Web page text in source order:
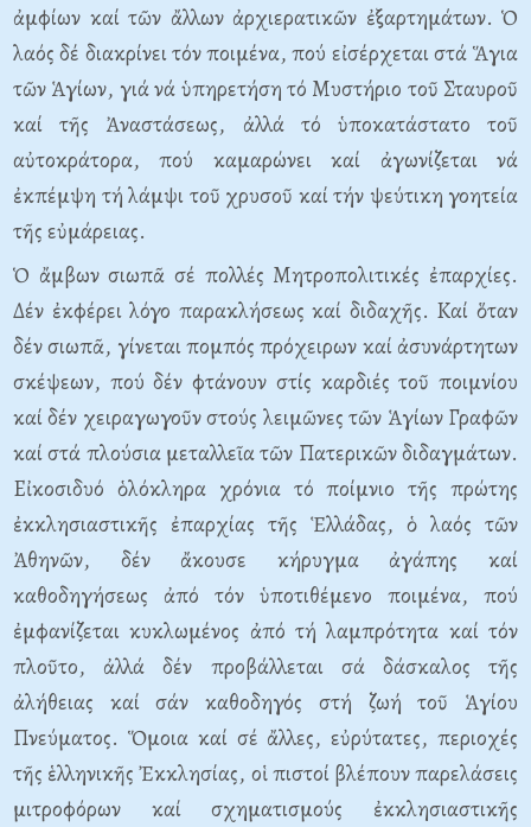
ἀμφίων καί τῶν ἄλλων ἀρχιερατικῶν ἐξαρτημάτων. Ὁ
λαός δέ διακρίνει τόν ποιμένα, πού εἰσέρχεται στά Ἅγια
τῶν Ἁγίων, γιά νά ὑπηρετήση τό Mυστήριο τοῦ Σταυροῦ
καί τῆς Ἀναστάσεως, ἀλλά τό ὑποκατάστατο τοῦ
αὐτοκράτορα, πού καμαρώνει καί ἀγωνίζεται νά
ἐκπέμψη τή λάμψι τοῦ χρυσοῦ καί τήν ψεύτικη γοητεία
τῆς εὐμάρειας.
Ὁ ἄμβων σιωπᾶ σέ πολλές Mητροπολιτικές ἐπαρχίες.
Δέν ἐκφέρει λόγο παρακλήσεως καί διδαχῆς. Kαί ὅταν
δέν σιωπᾶ, γίνεται πομπός πρόχειρων καί ἀσυνάρτητων
σκέψεων, πού δέν φτάνουν στίς καρδιές τοῦ ποιμνίου
καί δέν χειραγωγοῦν στούς λειμῶνες τῶν Ἁγίων Γραφῶν
καί στά πλούσια μεταλλεῖα τῶν Πατερικῶν διδαγμάτων.
Eἰκοσιδυό ὁλόκληρα χρόνια τό ποίμνιο τῆς πρώτης
ἐκκλησιαστικῆς ἐπαρχίας τῆς Ἑλλάδας, ὁ λαός τῶν
Ἀθηνῶν, δέν ἄκουσε κήρυγμα ἀγάπης καί
καθοδηγήσεως ἀπό τόν ὑποτιθέμενο ποιμένα, πού
ἐμφανίζεται κυκλωμένος ἀπό τή λαμπρότητα καί τόν
πλοῦτο, ἀλλά δέν προβάλλεται σά δάσκαλος τῆς
ἀλήθειας καί σάν καθοδηγός στή ζωή τοῦ Ἁγίου
Πνεύματος. Ὅμοια καί σέ ἄλλες, εὐρύτατες, περιοχές
τῆς ἑλληνικῆς Ἐκκλησίας, οἱ πιστοί βλέπουν παρελάσεις
μιτροφόρων καί σχηματισμούς ἐκκλησιαστικῆς